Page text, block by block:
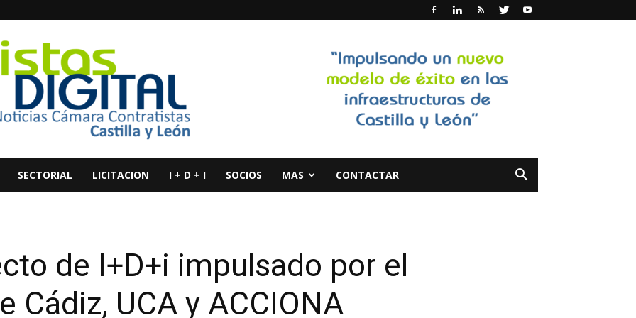
SECTORIAL LICITACION I + D + I SOCIOS MAS CONTACTAR
de I+D+i impulsado por el
Cádiz, UCA y ACCIONA